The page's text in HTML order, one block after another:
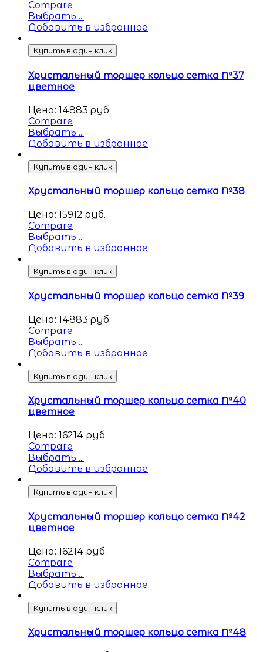
Compare
Выбрать ...
Добавить в избранное
Купить в один клик
Хрустальный торшер кольцо сетка №37
цветное
Цена: 14883 руб.
Compare
Выбрать ...
Добавить в избранное
Купить в один клик
Хрустальный торшер кольцо сетка №38
Цена: 15912 руб.
Compare
Выбрать ...
Добавить в избранное
Купить в один клик
Хрустальный торшер кольцо сетка №39
Цена: 14883 руб.
Compare
Выбрать ...
Добавить в избранное
Купить в один клик
Хрустальный торшер кольцо сетка №40
цветное
Цена: 16214 руб.
Compare
Выбрать ...
Добавить в избранное
Купить в один клик
Хрустальный торшер кольцо сетка №42
цветное
Цена: 16214 руб.
Compare
Выбрать ...
Добавить в избранное
Купить в один клик
Хрустальный торшер кольцо сетка №48